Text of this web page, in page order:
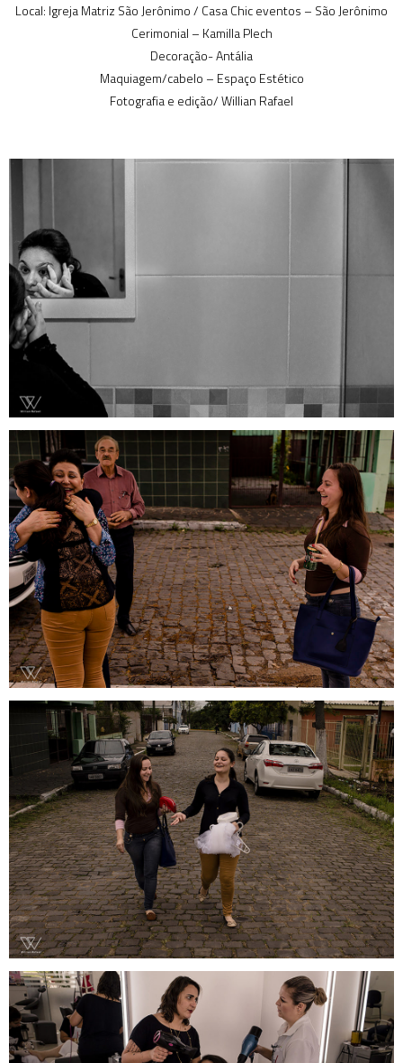
Local: Igreja Matriz São Jerônimo / Casa Chic eventos – São Jerônimo
Cerimonial – Kamilla Plech
Decoração- Antália
Maquiagem/cabelo – Espaço Estético
Fotografia e edição/ Willian Rafael